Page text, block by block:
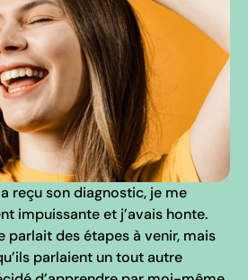
reçu son diagnostic, je me
impuissante et j’avais honte.
parlait des étapes à venir, mais
parlaient un tout autre